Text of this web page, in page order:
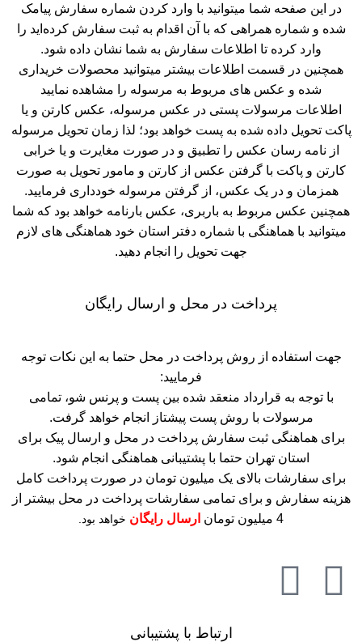
در این صفحه شما میتوانید با وارد کردن شماره سفارش پیامک
شده و شماره همراهی که با آن اقدام به ثبت سفارش کرده‌اید را
وارد کرده تا اطلاعات سفارش به شما نشان داده شود.
همچنین در قسمت اطلاعات بیشتر میتوانید محصولات خریداری
شده و عکس های مربوط به مرسوله را مشاهده نمایید
اطلاعات مرسولات پستی در عکس مرسوله، عکس کارتن و یا
پاکت تحویل داده شده به پست خواهد بود؛ لذا زمان تحویل مرسوله
از نامه رسان عکس را تطبیق و در صورت مغایرت و یا خرابی
کارتن و پاکت با گرفتن عکس از کارتن و مامور تحویل به صورت
همزمان و در یک عکس، از گرفتن مرسوله خودداری فرمایید.
همچنین عکس مربوط به باربری، عکس بارنامه خواهد بود که شما
میتوانید با هماهنگی با شماره دفتر استان خود هماهنگی های لازم
جهت تحویل را انجام دهید.
پرداخت در محل و ارسال رایگان
جهت استفاده از روش پرداخت در محل حتما به این نکات توجه
فرمایید:
با توجه به قرارداد منعقد شده بین پست و پرنس شو، تمامی
مرسولات با روش پست پیشتاز انجام خواهد گرفت.
برای هماهنگی ثبت سفارش پرداخت در محل و ارسال پیک برای
استان تهران حتما با پشتیبانی هماهنگی انجام شود.
برای سفارشات بالای یک میلیون تومان در صورت پرداخت کامل
هزینه سفارش و برای تمامی سفارشات پرداخت در محل بیشتر از
4 میلیون تومان
ارسال رایگان خواهد بود.
ارتباط با پشتیبانی